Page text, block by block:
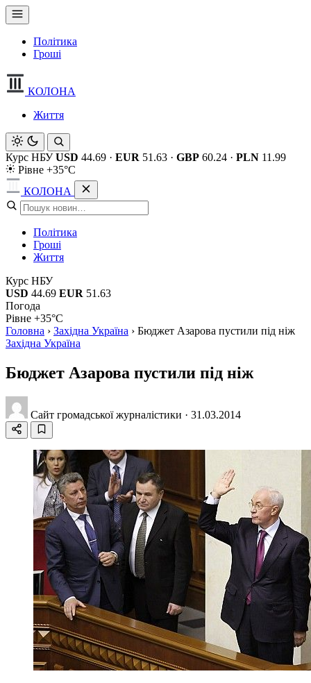
Політика
Гроші
КОЛОНА
Життя
Курс НБУ USD 44.69 · EUR 51.63 · GBP 60.24 · PLN 11.99
Рівне +35°C
КОЛОНА
Політика
Гроші
Життя
Курс НБУ
USD 44.69 EUR 51.63
Погода
Рівне +35°C
Головна › Західна Україна › Бюджет Азарова пустили під ніж
Західна Україна
Бюджет Азарова пустили під ніж
Сайт громадської журналістики · 31.03.2014